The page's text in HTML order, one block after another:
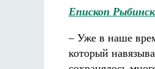
Епископ
– Уже в наше
который